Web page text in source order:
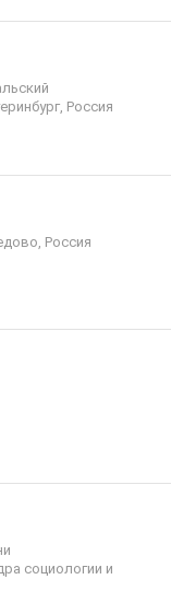
Россия
Россия
социологии и